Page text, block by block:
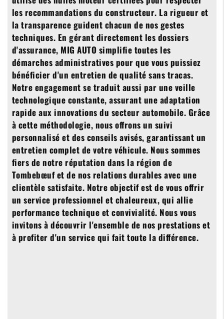
les recommandations du constructeur. La rigueur et
la transparence guident chacun de nos gestes
techniques. En gérant directement les dossiers
d'assurance, MIG AUTO simplifie toutes les
démarches administratives pour que vous puissiez
bénéficier d'un entretien de qualité sans tracas.
Notre engagement se traduit aussi par une veille
technologique constante, assurant une adaptation
rapide aux innovations du secteur automobile. Grâce
à cette méthodologie, nous offrons un suivi
personnalisé et des conseils avisés, garantissant un
entretien complet de votre véhicule. Nous sommes
fiers de notre réputation dans la région de
Tombebœuf et de nos relations durables avec une
clientèle satisfaite. Notre objectif est de vous offrir
un service professionnel et chaleureux, qui allie
performance technique et convivialité. Nous vous
invitons à découvrir l'ensemble de nos prestations et
à profiter d'un service qui fait toute la différence.